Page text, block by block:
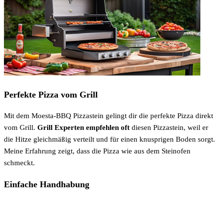
Perfekte Pizza vom Grill
Mit dem Moesta-BBQ Pizzastein gelingt dir die perfekte Pizza direkt
vom Grill. Grill Experten empfehlen oft diesen Pizzastein, weil er
die Hitze gleichmäßig verteilt und für einen knusprigen Boden sorgt.
Meine Erfahrung zeigt, dass die Pizza wie aus dem Steinofen
schmeckt.
Einfache Handhabung